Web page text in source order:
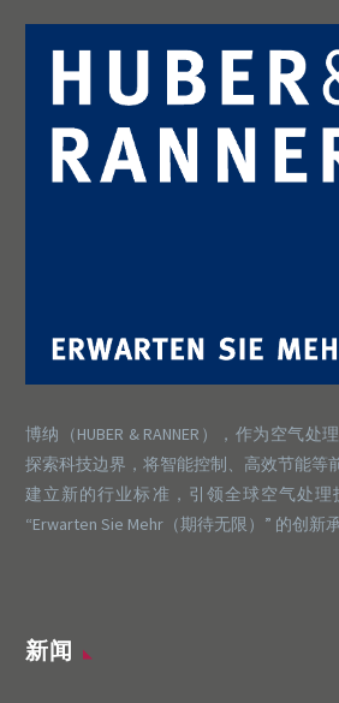
博纳（HUBER & RANNER），作为空气
探索科技边界，将智能控制、高效节能等
建立新的行业标准，引领全球空气处
“Erwarten Sie Mehr（期待无限）” 的创新承
新闻